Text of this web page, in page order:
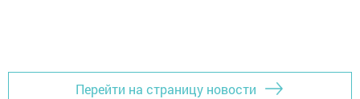
Перейти на страницу новости